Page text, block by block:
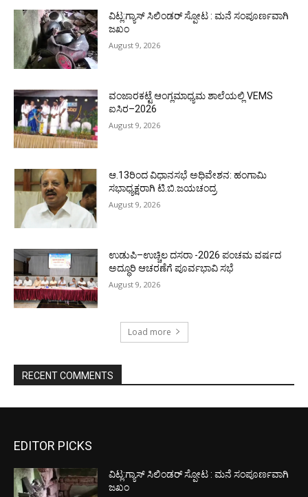
ವಿಟ್ಲ:ಗ್ಯಾಸ್ ಸಿಲಿಂಡರ್ ಸ್ಪೋಟ : ಮನೆ ಸಂಪೂರ್ಣವಾಗಿ
ಜಖಂ
August 9, 2026
ವಂಜಾರಕಟ್ಟೆ ಆಂಗ್ಲಮಾಧ್ಯಮ ಶಾಲೆಯಲ್ಲಿ VEMS
ಐಸಿರ–2026
August 9, 2026
ಆ.13ರಿಂದ ವಿಧಾನಸಭೆ ಅಧಿವೇಶನ: ಹಂಗಾಮಿ
ಸಭಾಧ್ಯಕ್ಷರಾಗಿ ಟಿ.ಬಿ.ಜಯಚಂದ್ರ
August 9, 2026
ಉಡುಪಿ–ಉಚ್ಚಿಲ ದಸರಾ -2026 ಪಂಚಮ ವರ್ಷದ
ಅದ್ಧೂರಿ ಆಚರಣೆಗೆ ಪೂರ್ವಭಾವಿ ಸಭೆ
August 9, 2026
Load more
RECENT COMMENTS
EDITOR PICKS
ವಿಟ್ಲ:ಗ್ಯಾಸ್ ಸಿಲಿಂಡರ್ ಸ್ಪೋಟ : ಮನೆ ಸಂಪೂರ್ಣವಾಗಿ
ಜಖಂ